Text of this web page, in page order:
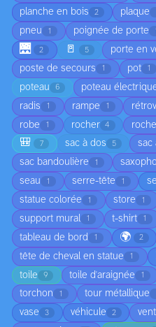
planche en bois 2 plaque
pneu 1 poignée de porte
🌉 2 🚪 5 porte en
poste de secours 1 pot 1
poteau 6 poteau
radis 1 rampe 1
robe 1 rocher 4
🎒 7 sac à dos 5 sac
sac bandoulière 1
seau 1 serre-tête 1
statue colorée 1 store 1
support mural 1 t-shirt 1
tableau de bord 1 🌍 2
tête de cheval en statue 1
toile 9 toile d'araignée 1
torchon 1 tour métallique
vase 3 véhicule 2